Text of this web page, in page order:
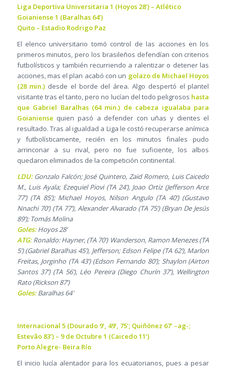
Liga Deportiva Universitaria 1 (Hoyos 28’) – Atlético
Goianiense 1 (Baralhas 64’)
Quito – Estadio Rodrigo Paz
El elenco universitario tomó control de las acciones en los
primeros minutos, pero los brasileños defendían con criterios
futbolísticos y también recurriendo a ralentizar o detener las
acciones, mas el plan acabó con un golazo de Michael Hoyos
(28 min.) desde el borde del área. Algo despertó el plantel
visitante tras el tanto, pero no lucían del todo peligrosos hasta
que Gabriel Baralhas (64 min.) de cabeza igualaba para
Goianiense quien pasó a defender con uñas y dientes el
resultado. Tras al igualdad a Liga le costó recuperarse anímica
y futbolísticamente, recién en los minutos finales pudo
arrinconar a su rival, pero no fue suficiente, los albos
quedaron eliminados de la competición continental.
LDU:Gonzalo Falcón; José Quintero, Zaid Romero, Luis Caicedo
M., Luis Ayala; Ezequiel Piovi (TA 24’), Joao Ortiz (Jefferson Arce
77’) (TA 85’); Michael Hoyos, Nilson Angulo (TA 40’) (Gustavo
Nnachi 70’) (TA 77’), Alexander Alvarado (TA 75’) (Bryan De Jesús
89’); Tomás Molina
Goles:Hoyos 28’
ATG:Ronaldo: Hayner, (TA 70’) Wanderson, Ramon Menezes (TA
5’) (Gabriel Baralhas 45’), Jefferson; Edson Felipe (TA 62’), Marlon
Freitas, Jorginho (TA 43’) (Edson Fernando 80’); Shaylon (Airton
Santos 37’) (TA 56’), Léo Pereira (Diego Churín 37’), Wellington
Rato (Rickson 87’)
Goles:Baralhas 64′
Internacional 5 (Dourado 9’, 49’, 75’; Quiñónez 67’ –ag-;
Estevão 83’) – 9 de Octubre 1 (Caicedo 11’)
Porto Alegre- Beira Río
El inicio lucía alentador para los ecuatorianos, pues a pesar